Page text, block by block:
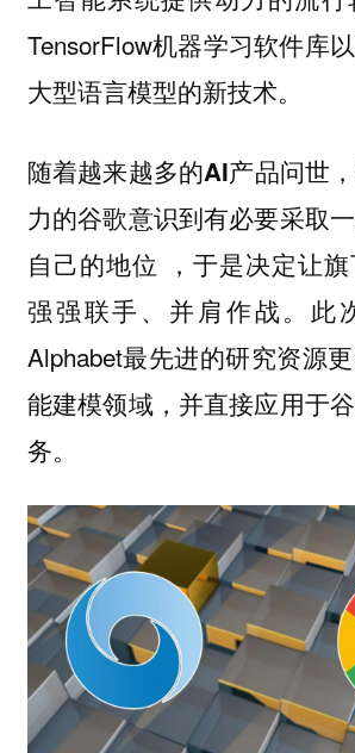
TensorFlow机器学习软件库
大型语言模型的新技术。
随着越来越多的AI产品问世
力的谷歌意识到有必要采取
自己的地位
，于是决定让
强强联手、并肩作战。此
Alphabet最先进的研究资源
能建模领域，并直接应用于
务。